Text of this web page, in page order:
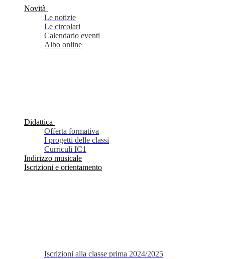
Novità
Le notizie
Le circolari
Calendario eventi
Albo online
Didattica
Offerta formativa
I progetti delle classi
Curriculi IC1
Indirizzo musicale
Iscrizioni e orientamento
Iscrizioni alla classe prima 2024/2025